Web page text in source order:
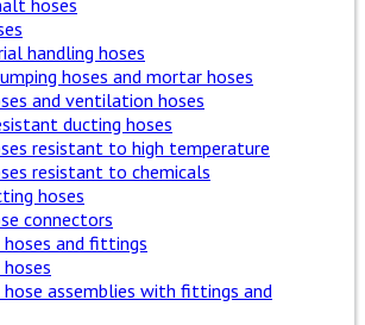
hoses
handling hoses
hoses and mortar hoses
and ventilation hoses
ducting hoses
resistant to high temperature
resistant to chemicals
hoses
connectors
and fittings
hose assemblies with fittings and